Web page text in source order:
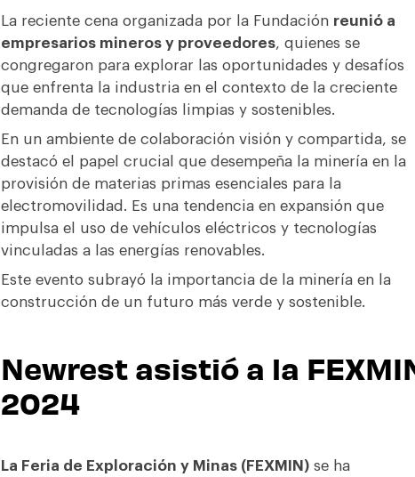
La reciente cena organizada por la Fundación reunió a
empresarios mineros y proveedores, quienes se
congregaron para explorar las oportunidades y desafíos
que enfrenta la industria en el contexto de la creciente
demanda de tecnologías limpias y sostenibles.
En un ambiente de colaboración visión y compartida, se
destacó el papel crucial que desempeña la minería en la
provisión de materias primas esenciales para la
electromovilidad. Es una tendencia en expansión que
impulsa el uso de vehículos eléctricos y tecnologías
vinculadas a las energías renovables.
Este evento subrayó la importancia de la minería en la
construcción de un futuro más verde y sostenible.
Newrest asistió a la
2024
La Feria de Exploración y Minas(FEXMIN)se ha